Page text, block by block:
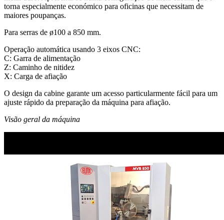
torna especialmente económico para oficinas que necessitam de
maiores poupanças.
Para serras de ø100 a 850 mm.
Operação automática usando 3 eixos CNC:
C: Garra de alimentação
Z: Caminho de nitidez
X: Carga de afiação
O design da cabine garante um acesso particularmente fácil para um
ajuste rápido da preparação da máquina para afiação.
Visão geral da máquina